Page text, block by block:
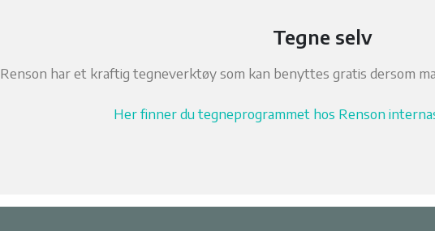
Tegne selv
Renson har et kraftig tegneverktøy som kan benyttes gratis dersom
Her finner du tegneprogrammet hos Renson